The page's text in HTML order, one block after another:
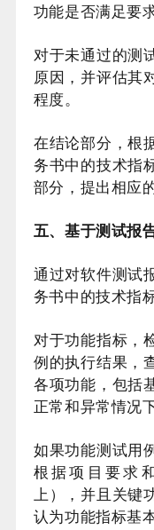
功能是否满足要
对于未通过的测
原因，并评估其
程度。
在结论部分，根
务书中的技术指
部分，提出相应
五、基于测试报
通过对软件测试
务书中的技术指
对于功能指标，
例的执行结果，
各项功能，包括
正常和异常情况
如果功能测试用
根据项目要求
上），并且关键
认为功能指标基